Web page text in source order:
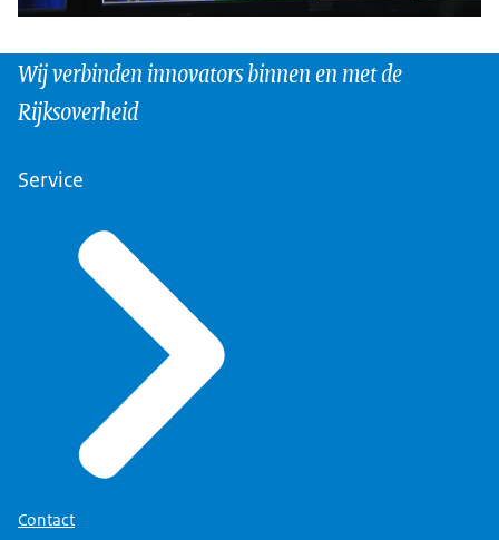
Wij verbinden innovators binnen en met de
Rijksoverheid
Service
Contact